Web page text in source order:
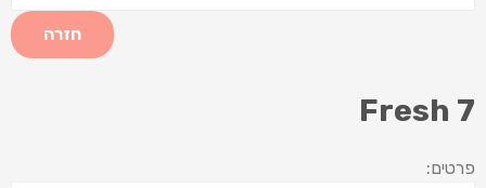
חזרה
Fresh 7
פרטים: